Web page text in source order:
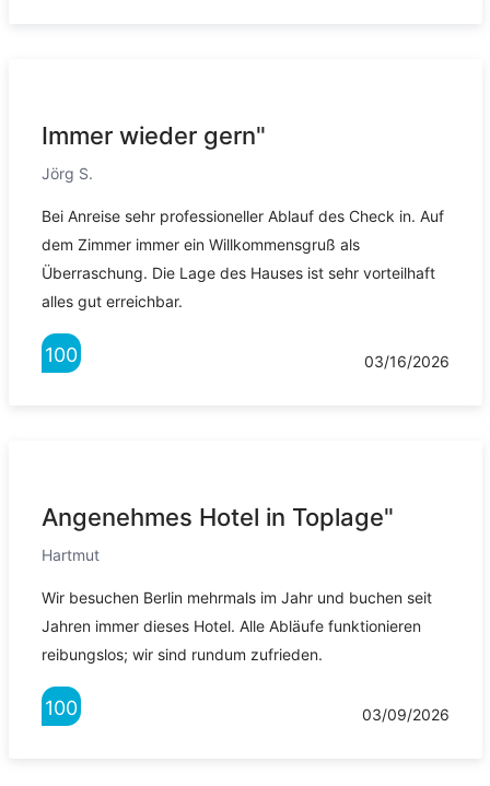
Immer wieder gern"
Jörg S.
Bei Anreise sehr professioneller Ablauf des Check in. Auf
dem Zimmer immer ein Willkommensgruß als
Überraschung. Die Lage des Hauses ist sehr vorteilhaft
alles gut erreichbar.
100 03/16/2026
Angenehmes Hotel in Toplage"
Hartmut
Wir besuchen Berlin mehrmals im Jahr und buchen seit
Jahren immer dieses Hotel. Alle Abläufe funktionieren
reibungslos; wir sind rundum zufrieden.
100 03/09/2026